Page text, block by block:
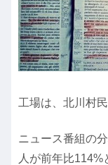
工場は、北川村
ニュース番組の
人が前年比